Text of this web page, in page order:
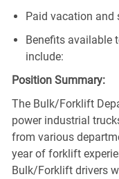
Paid vacation and
Benefits available
include:
Position Summary:
The Bulk/Forklift
power industrial
from various
year of forklift
Bulk/Forklift drivers